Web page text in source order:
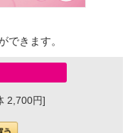
できます。
2,700円]